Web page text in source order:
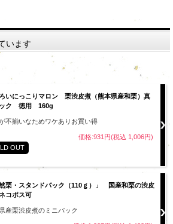
います
いにっこりマロン 栗渋皮煮（熊本県産和栗）真
ック 徳用 160g
不揃いなためワケありお買い得
価格:931円(税込 1,006円)
OUT
然栗・スタンドパック（110ｇ）」 国産和栗の渋皮
コポス可
産栗渋皮煮のミニパック